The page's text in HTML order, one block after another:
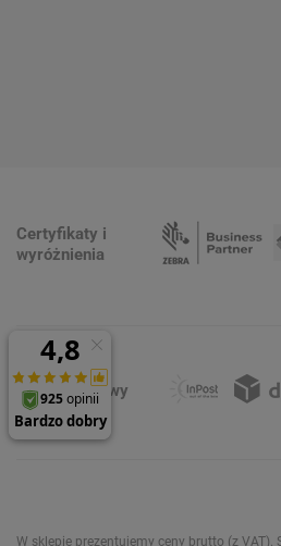
Certyfikaty i
wyróżnienia
Formy dostawy
W sklepie prezentujemy ceny brutto (z VAT).